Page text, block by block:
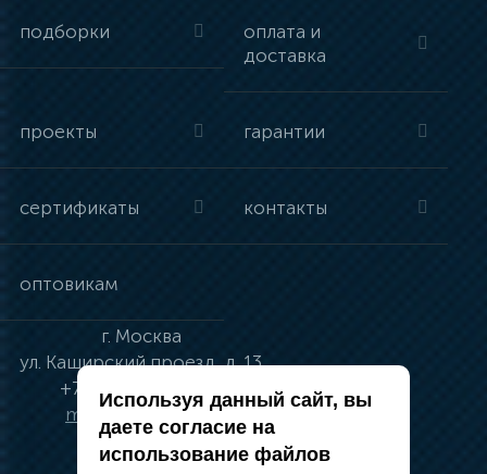
подборки
оплата и
доставка
проекты гарантии
сертификаты контакты
оптовикам
г. Москва
ул. Каширский проезд, д. 13
+7 (495) 134-41-83
moskva@vincci.ru
Используя данный сайт, вы
даете согласие на
использование файлов